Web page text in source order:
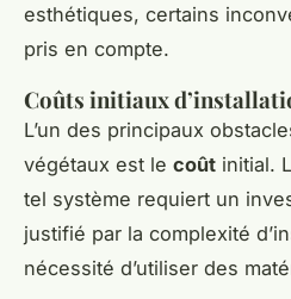
esthétiques, certains
pris en compte.
Coûts initiaux
L’un des principaux
végétaux est le coût initial.
tel système requiert un
justifié par la complexité
nécessité d’utiliser des